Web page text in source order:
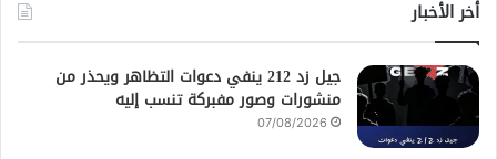
أخر الأخبار
جيل زد 212 ينفي دعوات التظاهر ويحذر من
منشورات وصور مفبركة تنسب إليه
07/08/2026